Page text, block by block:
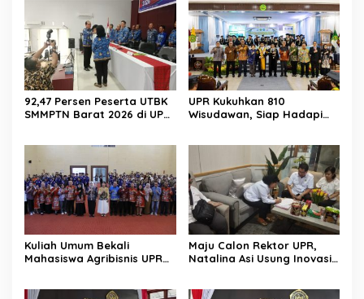
92,47 Persen Peserta UTBK
SMMPTN Barat 2026 di UPR
UPR Kukuhkan 810
Wisudawan, Siap Hadapi
Kuliah Umum Bekali
Mahasiswa Agribisnis UPR
Maju Calon Rektor UPR,
Natalina Asi Usung Inovasi